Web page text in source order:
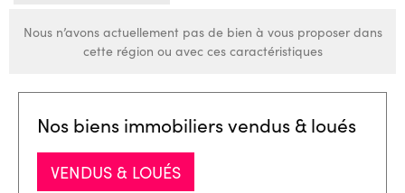
Nous n’avons actuellement pas de bien à vous proposer dans
cette région ou avec ces caractéristiques
Nos biens immobiliers vendus & loués
VENDUS & LOUÉS